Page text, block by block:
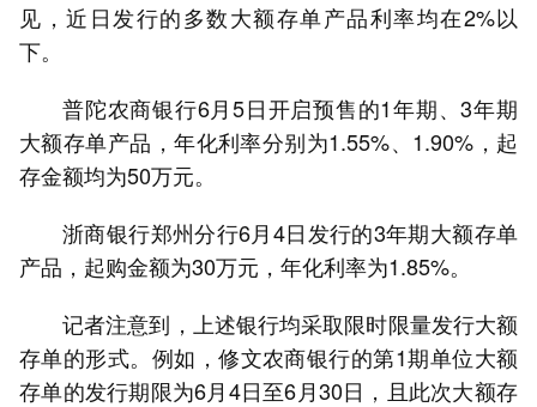
见，近日发行的多数大额存单产品利率均在2%以
下。
普陀农商银行6月5日开启预售的1年期、3年期
大额存单产品，年化利率分别为1.55%、1.90%，起
存金额均为50万元。
浙商银行郑州分行6月4日发行的3年期大额存单
产品，起购金额为30万元，年化利率为1.85%。
记者注意到，上述银行均采取限时限量发行大额
存单的形式。例如，修文农商银行的第1期单位大额
存单的发行期限为6月4日至6月30日，且此次大额存